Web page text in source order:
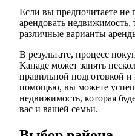
Если вы предпочитаете не
арендовать
различные варианты
В результате, процесс
Канаде может занять
правильной подготовкой
помощью, вы можете
недвижимость, которая
вас и вашей семьи.